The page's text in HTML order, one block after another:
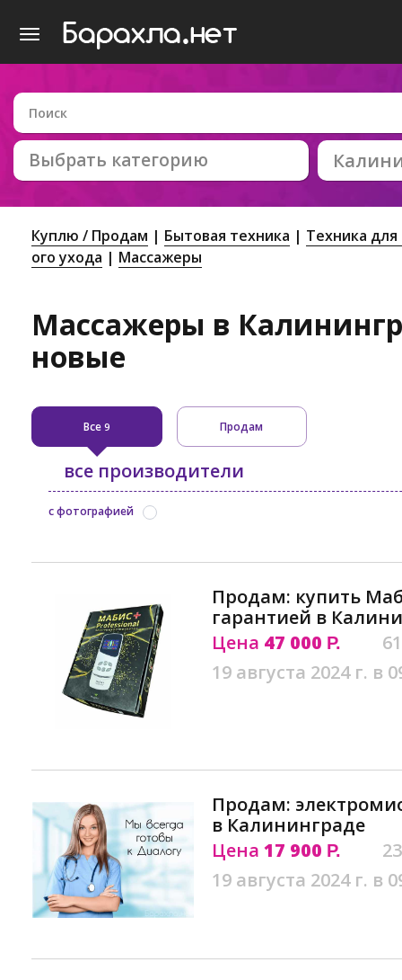
Выбрать категорию
Куплю / Продам Бытовая техника
Техника
ого ухода
Массажеры
Массажеры в
новые
Все9 Продам
все производители
с фотографией
Продам: купить
гарантией в
Цена 47 000 Р.
19 августа 2024 г. в
Продам:
в Калининграде
Цена 17 900 Р.
19 августа 2024 г. в